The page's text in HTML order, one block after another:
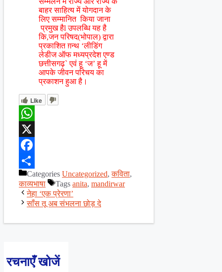
बाहर साहित्य में योगदान के
लिए सम्मानित किया जाना
प्रमुख हैl उपलब्धि यह है
कि,जन परिषद(भोपाल) द्वारा
प्रकाशित ग़न्थ ‘लीडिंग
लेडीज ऑफ मध्यप्रदेश एण्ड
छत्तीसगढ़` एवं हू ‘ज’ हू में
आपके जीवन परिचय का
प्रकाशन हुआ है।
Like
WhatsApp
X
Facebook
ShareCategories Uncategorized,कविता,
काव्यभाषा
Tags anita, mandirwar
नेहा ‘एक प्रेरणा’
साँस तू अब संभलना छोड़ दे
रचनाएँ खोजें